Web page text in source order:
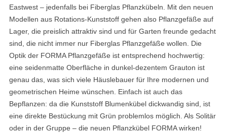
Eastwest – jedenfalls bei Fiberglas Pflanzkübeln. Mit den neuen
Modellen aus Rotations-Kunststoff gehen also Pflanzgefäße auf
Lager, die preislich attraktiv sind und für Garten freunde gedacht
sind, die nicht immer nur Fiberglas Pflanzgefäße wollen. Die
Optik der FORMA Pflanzgefäße ist entsprechend hochwertig:
eine seidenmatte Oberfläche in dunkel-dezentem Grauton ist
genau das, was sich viele Häuslebauer für Ihre modernen und
geometrischen Heime wünschen. Einfach ist auch das
Bepflanzen: da die Kunststoff Blumenkübel dickwandig sind, ist
eine direkte Bestückung mit Grün problemlos möglich. Als Solitär
oder in der Gruppe – die neuen Pflanzkübel FORMA wirken!